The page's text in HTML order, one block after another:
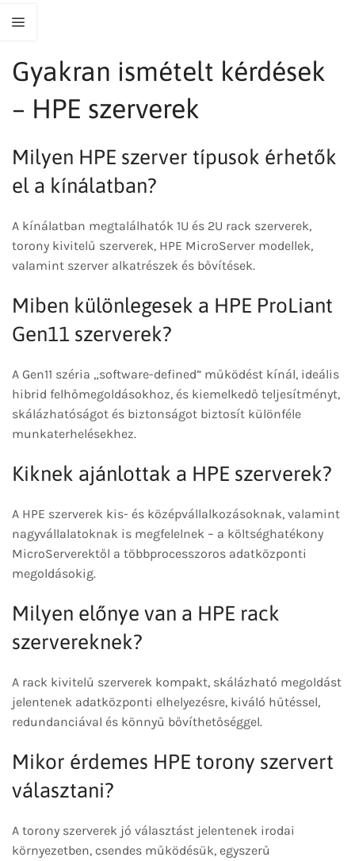
Gyakran ismételt kérdések
– HPE szerverek
Milyen HPE szerver típusok érhetők
el a kínálatban?
A kínálatban megtalálhatók 1U és 2U rack szerverek,
torony kivitelű szerverek, HPE MicroServer modellek,
valamint szerver alkatrészek és bővítések.
Miben különlegesek a HPE ProLiant
Gen11 szerverek?
A Gen11 széria „software-defined” működést kínál, ideális
hibrid felhőmegoldásokhoz, és kiemelkedő teljesítményt,
skálázhatóságot és biztonságot biztosít különféle
munkaterhelésekhez.
Kiknek ajánlottak a HPE szerverek?
A HPE szerverek kis- és középvállalkozásoknak, valamint
nagyvállalatoknak is megfelelnek – a költséghatékony
MicroServerektől a többprocesszoros adatközponti
megoldásokig.
Milyen előnye van a HPE rack
szervereknek?
A rack kivitelű szerverek kompakt, skálázható megoldást
jelentenek adatközponti elhelyezésre, kiváló hűtéssel,
redundanciával és könnyű bővíthetőséggel.
Mikor érdemes HPE torony szervert
választani?
A torony szerverek jó választást jelentenek irodai
környezetben, csendes működésük, egyszerű